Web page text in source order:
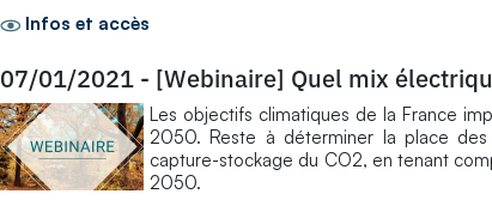
Infos et accès
07/01/2021 - [Webinaire] Quel mix
Les objectifs climatiques de la France
2050. Reste à déterminer la place
capture-stockage du CO2, en tenant
2050.